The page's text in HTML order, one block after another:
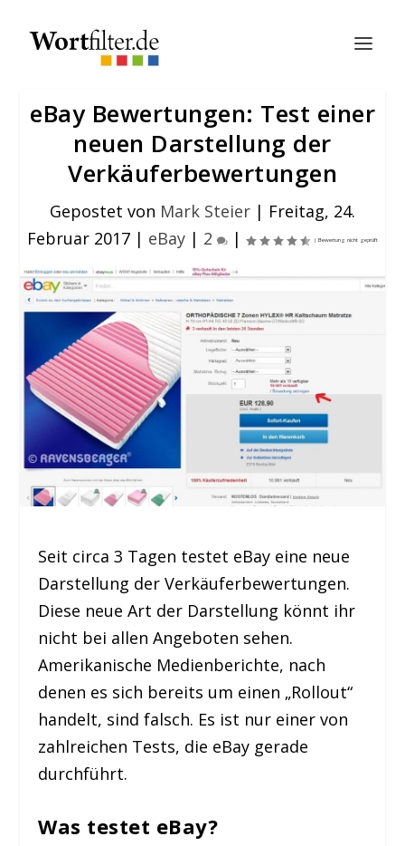
eBay Bewertungen: Test einer
neuen Darstellung der
Verkäuferbewertungen
Gepostet von Mark Steier | Freitag, 24.
Februar 2017 | eBay | 2 |
Seit circa 3 Tagen testet eBay eine neue
Darstellung der Verkäuferbewertungen.
Diese neue Art der Darstellung könnt ihr
nicht bei allen Angeboten sehen.
Amerikanische Medienberichte, nach
denen es sich bereits um einen „Rollout“
handelt, sind falsch. Es ist nur einer von
zahlreichen Tests, die eBay gerade
durchführt.
Was testet eBay?